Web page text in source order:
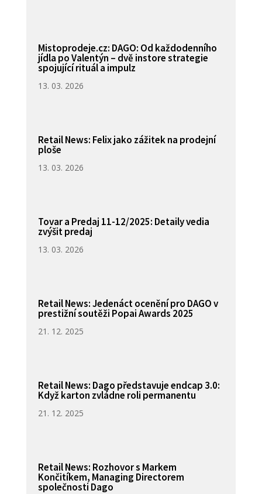
Mistoprodeje.cz: DAGO: Od každodenního
jídla po Valentýn – dvě instore strategie
spojující rituál a impulz
13. 03. 2026
Retail News: Felix jako zážitek na prodejní
ploše
13. 03. 2026
Tovar a Predaj 11-12/2025: Detaily vedia
zvýšit predaj
13. 03. 2026
Retail News: Jedenáct ocenění pro DAGO v
prestižní soutěži Popai Awards 2025
21. 12. 2025
Retail News: Dago představuje endcap 3.0:
Když karton zvládne roli permanentu
21. 12. 2025
Retail News: Rozhovor s Markem
Končitíkem, Managing Directorem
společnosti Dago